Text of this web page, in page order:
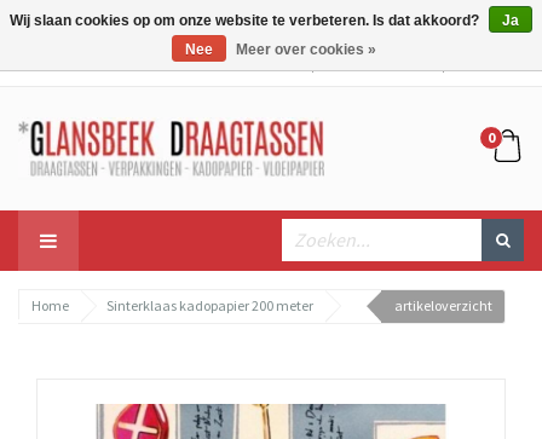
0
Home Sinterklaas kadopapier 200 meter artikeloverzicht
Wij slaan cookies op om onze website te verbeteren. Is dat akkoord?
Ja
Nee
Meer over cookies »